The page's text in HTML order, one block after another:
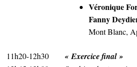
Véronique
Fanny
Mont Blanc,
11h20-12h30 « Exercice final »